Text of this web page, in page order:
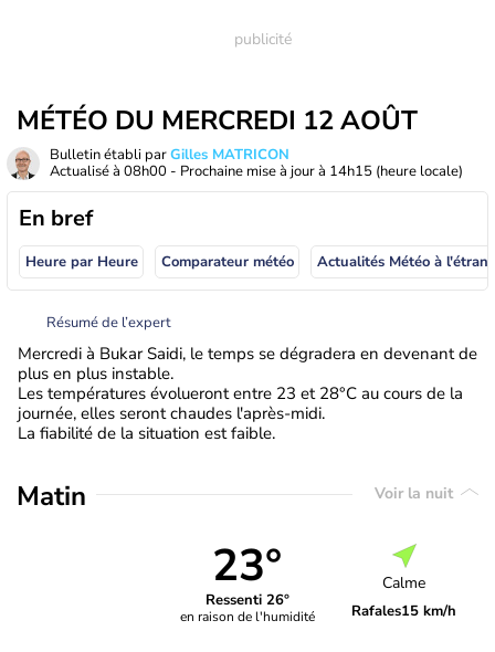
MÉTÉO DU MERCREDI 12 AOÛT
Bulletin établi parGilles MATRICON
Actualisé à 08h00 - Prochaine mise à jour à 14h15 (heure locale)
En bref
Heure par Heure Comparateur météo
Résumé de l’expert
Mercredi à Bukar Saidi, le temps se dégradera en devenant de
plus en plus instable.
Les températures évolueront entre 23 et 28°C au cours de la
journée, elles seront chaudes l'après-midi.
La fiabilité de la situation est faible.
Matin Voir la nuit
23°
Ressenti 26°
en raison de l'humidité
Calme
Rafales15 km/h